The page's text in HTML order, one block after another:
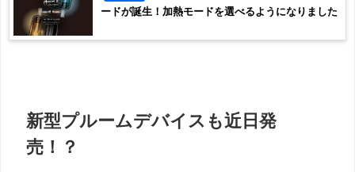
ードが誕生！加熱モードを選べるようになりました
新型プルームデバイスも近日発
売！？